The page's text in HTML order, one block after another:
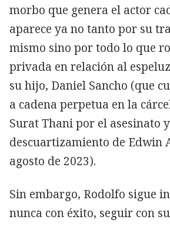
morbo que genera el actor
aparece ya no tanto por su
mismo sino por todo lo que
privada en relación al
su hijo, Daniel Sancho (que
a cadena perpetua en la
Surat Thani por el asesinato y
descuartizamiento de Edwin
agosto de 2023).
Sin embargo, Rodolfo sigue
nunca con éxito, seguir con